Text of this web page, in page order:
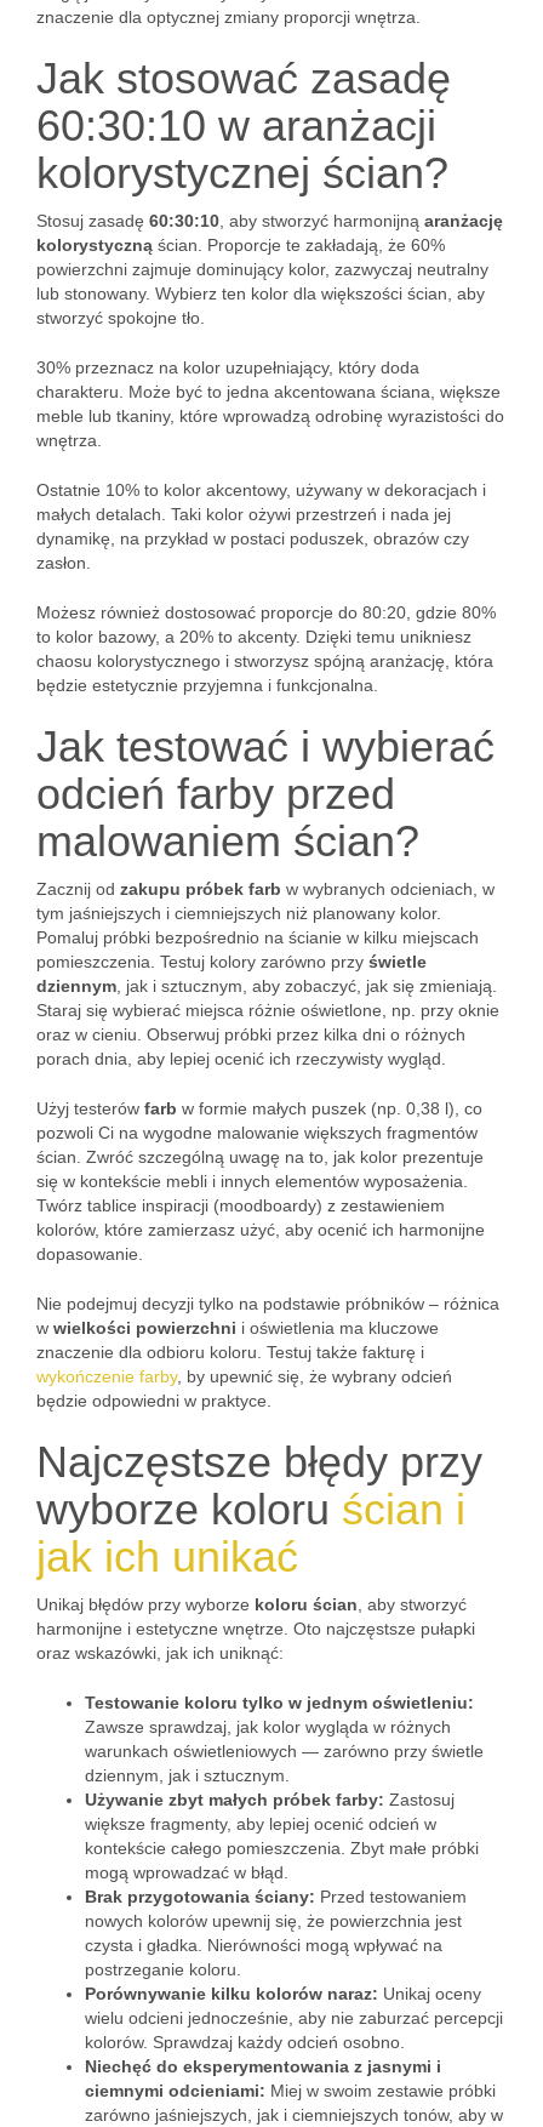
znaczenie dla optycznej zmiany proporcji wnętrza.
Jak stosować zasadę
60:30:10 w aranżacji
kolorystycznej ścian?
Stosuj zasadę 60:30:10 , aby stworzyć harmonijną aranżację
kolorystyczną ścian. Proporcje te zakładają, że 60%
powierzchni zajmuje dominujący kolor, zazwyczaj neutralny
lub stonowany. Wybierz ten kolor dla większości ścian, aby
stworzyć spokojne tło.
30% przeznacz na kolor uzupełniający, który doda
charakteru. Może być to jedna akcentowana ściana, większe
meble lub tkaniny, które wprowadzą odrobinę wyrazistości do
wnętrza.
Ostatnie 10% to kolor akcentowy, używany w dekoracjach i
małych detalach. Taki kolor ożywi przestrzeń i nada jej
dynamikę, na przykład w postaci poduszek, obrazów czy
zasłon.
Możesz również dostosować proporcje do 80:20, gdzie 80%
to kolor bazowy, a 20% to akcenty. Dzięki temu unikniesz
chaosu kolorystycznego i stworzysz spójną aranżację, która
będzie estetycznie przyjemna i funkcjonalna.
Jak testować i wybierać
odcień farby przed
malowaniem ścian?
Zacznij od zakupu próbek farb w wybranych odcieniach, w
tym jaśniejszych i ciemniejszych niż planowany kolor.
Pomaluj próbki bezpośrednio na ścianie w kilku miejscach
pomieszczenia. Testuj kolory zarówno przy świetle
dziennym , jak i sztucznym, aby zobaczyć, jak się zmieniają.
Staraj się wybierać miejsca różnie oświetlone, np. przy oknie
oraz w cieniu. Obserwuj próbki przez kilka dni o różnych
porach dnia, aby lepiej ocenić ich rzeczywisty wygląd.
Użyj testerów farb w formie małych puszek (np. 0,38 l), co
pozwoli Ci na wygodne malowanie większych fragmentów
ścian. Zwróć szczególną uwagę na to, jak kolor prezentuje
się w kontekście mebli i innych elementów wyposażenia.
Twórz tablice inspiracji (moodboardy) z zestawieniem
kolorów, które zamierzasz użyć, aby ocenić ich harmonijne
dopasowanie.
Nie podejmuj decyzji tylko na podstawie próbników – różnica
w wielkości powierzchni i oświetlenia ma kluczowe
znaczenie dla odbioru koloru. Testuj także fakturę i
wykończenie farby, by upewnić się, że wybrany odcień
będzie odpowiedni w praktyce.
Najczęstsze błędy przy
wyborze koloru ścian i
jak ich unikać
Unikaj błędów przy wyborze koloru ścian , aby stworzyć
harmonijne i estetyczne wnętrze. Oto najczęstsze pułapki
oraz wskazówki, jak ich uniknąć:
Testowanie koloru tylko w jednym oświetleniu:
Zawsze sprawdzaj, jak kolor wygląda w różnych
warunkach oświetleniowych — zarówno przy świetle
dziennym, jak i sztucznym.
Używanie zbyt małych próbek farby: Zastosuj
większe fragmenty, aby lepiej ocenić odcień w
kontekście całego pomieszczenia. Zbyt małe próbki
mogą wprowadzać w błąd.
Brak przygotowania ściany: Przed testowaniem
nowych kolorów upewnij się, że powierzchnia jest
czysta i gładka. Nierówności mogą wpływać na
postrzeganie koloru.
Porównywanie kilku kolorów naraz: Unikaj oceny
wielu odcieni jednocześnie, aby nie zaburzać percepcji
kolorów. Sprawdzaj każdy odcień osobno.
Niechęć do eksperymentowania z jasnymi i
ciemnymi odcieniami: Miej w swoim zestawie próbki
zarówno jaśniejszych, jak i ciemniejszych tonów, aby w